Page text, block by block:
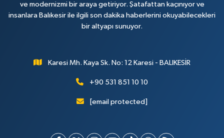
ve modernizmi bir araya getiriyor. Şatafattan kaçınıyor ve
insanlara Balıkesir ile ilgili son dakika haberlerini okuyabilecekleri
bir altyapı sunuyor.
Karesi Mh. Kaya Sk. No: 12 Karesi - BALIKESİR
+90 531 851 10 10
[email protected]